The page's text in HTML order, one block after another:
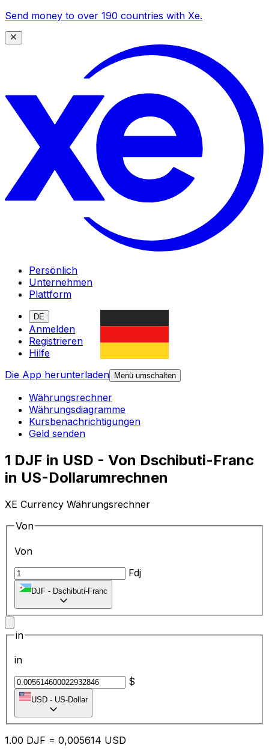
Send money to over 190 countries with Xe.
Persönlich
Unternehmen
Plattform
DE
Anmelden
Registrieren
Hilfe
Die App herunterladen
Menü umschalten
Währungsrechner
Währungsdiagramme
Kursbenachrichtigungen
Geld senden
1 DJF in USD - Von Dschibuti-Franc
in US-Dollarumrechnen
XE Currency Währungsrechner
Von
Von
Fdj
DJF - Dschibuti-Franc
in
in
$
USD - US-Dollar
1.00 DJF = 0,005614 USD